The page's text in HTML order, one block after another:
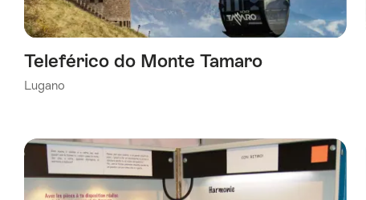
Teleférico do Monte Tamaro
Lugano